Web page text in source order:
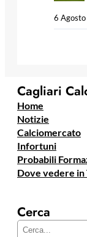
6
Cagliari
Home
Notizie
Calciomercato
Infortuni
Probabili
Dove vedere in
Cerca